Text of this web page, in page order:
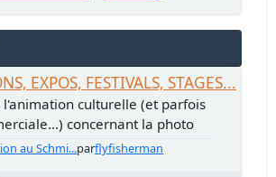
EXPOS, FESTIVALS, STAGES...
l'animation culturelle (et parfois
concernant la photo
au Schmi...parflyfisherman